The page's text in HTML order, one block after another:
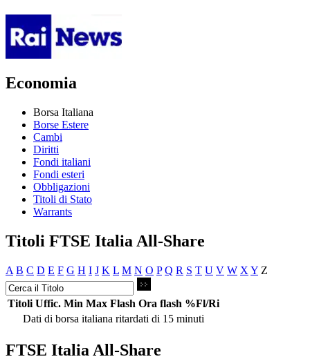
Economia
Borsa Italiana
Borse Estere
Cambi
Diritti
Fondi italiani
Fondi esteri
Obbligazioni
Titoli di Stato
Warrants
Titoli FTSE Italia All-Share
A B C D E F G H I J K L M N O P Q R S T U V W X Y Z
Titoli Uffic. Min Max Flash Ora flash %Fl/Ri
Dati di borsa italiana ritardati di 15 minuti
FTSE Italia All-Share